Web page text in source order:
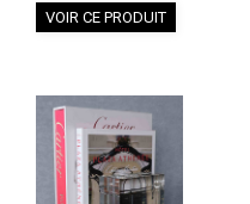
VOIR CE PRODUIT